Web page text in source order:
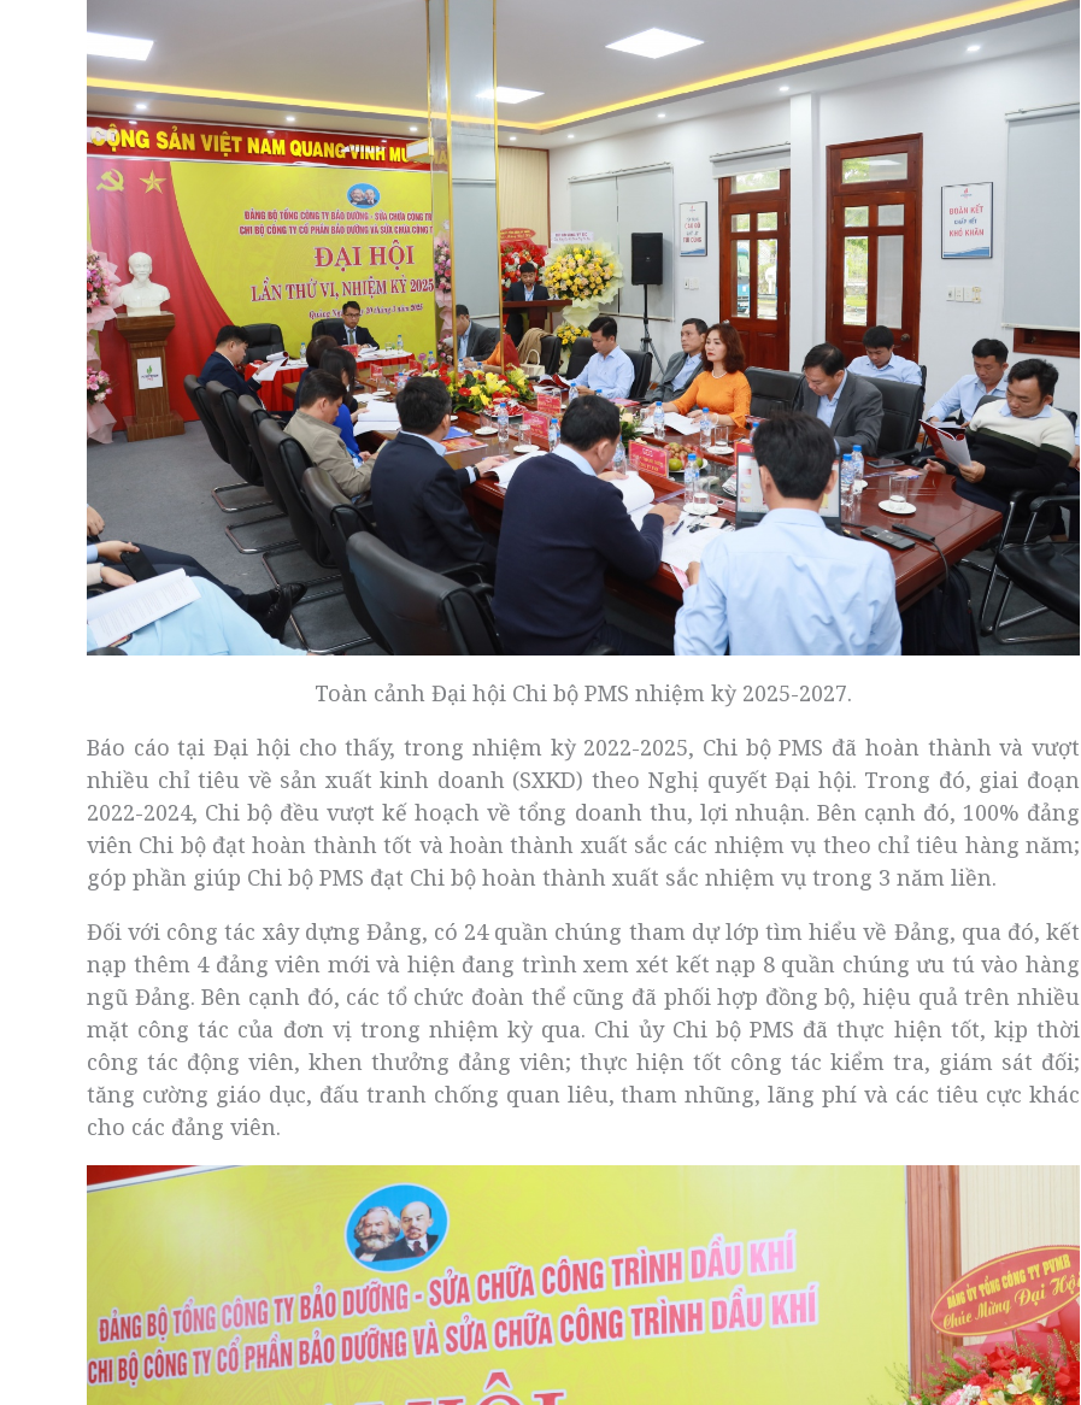
Toàn cảnh Đại hội Chi bộ PMS nhiệm kỳ 2025-2027.
Báo cáo tại Đại hội cho thấy, trong nhiệm kỳ 2022-2025, Chi bộ PMS đã hoàn thành và vượt
nhiều chỉ tiêu về sản xuất kinh doanh (SXKD) theo Nghị quyết Đại hội. Trong đó, giai đoạn
2022-2024, Chi bộ đều vượt kế hoạch về tổng doanh thu, lợi nhuận. Bên cạnh đó, 100% đảng
viên Chi bộ đạt hoàn thành tốt và hoàn thành xuất sắc các nhiệm vụ theo chỉ tiêu hàng năm;
góp phần giúp Chi bộ PMS đạt Chi bộ hoàn thành xuất sắc nhiệm vụ trong 3 năm liền.
Đối với công tác xây dựng Đảng, có 24 quần chúng tham dự lớp tìm hiểu về Đảng, qua đó, kết
nạp thêm 4 đảng viên mới và hiện đang trình xem xét kết nạp 8 quần chúng ưu tú vào hàng
ngũ Đảng. Bên cạnh đó, các tổ chức đoàn thể cũng đã phối hợp đồng bộ, hiệu quả trên nhiều
mặt công tác của đơn vị trong nhiệm kỳ qua. Chi ủy Chi bộ PMS đã thực hiện tốt, kịp thời
công tác động viên, khen thưởng đảng viên; thực hiện tốt công tác kiểm tra, giám sát đối;
tăng cường giáo dục, đấu tranh chống quan liêu, tham nhũng, lãng phí và các tiêu cực khác
cho các đảng viên.